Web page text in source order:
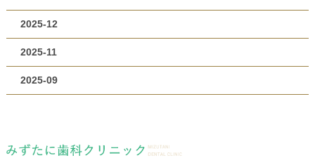
2025-12
2025-11
2025-09